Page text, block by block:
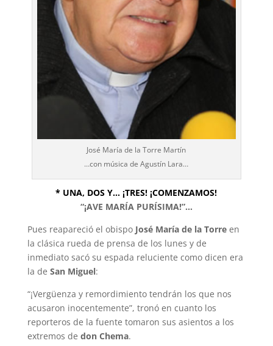
José María de la Torre Martín
…con música de Agustín Lara…
* UNA, DOS Y… ¡TRES! ¡COMENZAMOS!
“¡AVE MARÍA PURÍSIMA!”…
Pues reapareció el obispo José María de la Torre en
la clásica rueda de prensa de los lunes y de
inmediato sacó su espada reluciente como dicen era
la de San Miguel:
“¡Vergüenza y remordimiento tendrán los que nos
acusaron inocentemente”, tronó en cuanto los
reporteros de la fuente tomaron sus asientos a los
extremos de don Chema.